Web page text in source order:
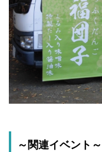
～関連イベント～